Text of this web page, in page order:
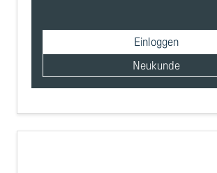
Einloggen
Neukunde